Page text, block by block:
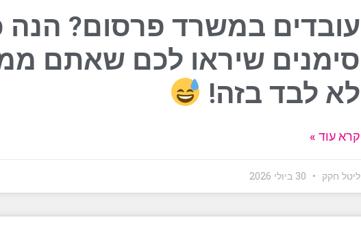
עובדים במשרד פרסום?
סימנים שיראו לכם שאתם
לא לבד בזה!
קרא עוד »
ליטל חקק